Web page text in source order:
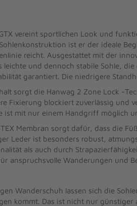
vereint sportlichen Look und
ist er der ideale
reicht. Ausgestattet mit der
leichte und dennoch stabile Sohle,
garantiert. Die niedrigere
sorgt die Hanwag 2 Zone Lock -
Fixierung blockiert zuverlässig und
ist mit nur einem Handgriff möglich
Membran sorgt dafür, dass die
Leder ist besonders robust,
als auch durch
anspruchsvolle Wanderungen und
Wanderschuh lassen sich die
kommt. Das ist nicht nur